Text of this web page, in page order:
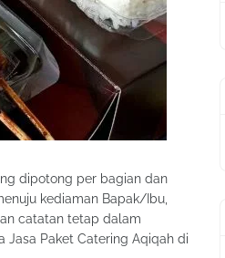
dipotong per bagian dan
kediaman Bapak/Ibu,
catatan tetap dalam
Jasa Paket Catering Aqiqah di